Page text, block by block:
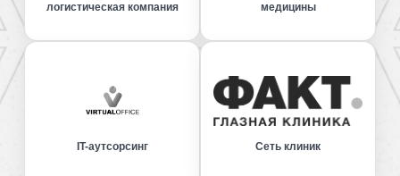
логистическая компания
медицины
IT-аутсорсинг Сеть клиник